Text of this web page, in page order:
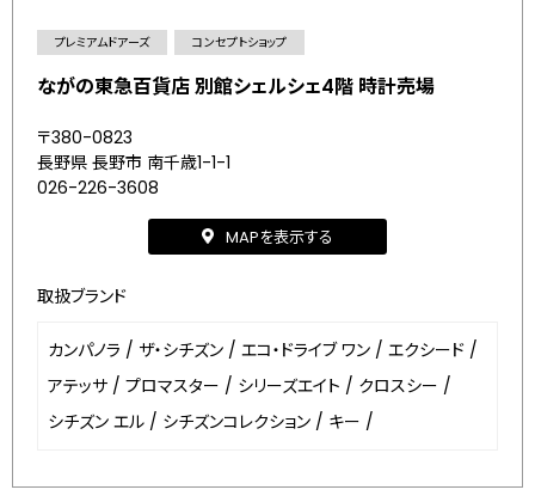
プレミアムドアーズ コンセプトショップ
ながの東急百貨店 別館シェルシェ4階 時計売場
〒380-0823
長野県 長野市 南千歳1-1-1
026-226-3608
MAPを表示する
取扱ブランド
カンパノラ / ザ・シチズン / エコ・ドライブ ワン / エクシード /
アテッサ / プロマスター / シリーズエイト / クロスシー /
シチズン エル / シチズンコレクション / キー /